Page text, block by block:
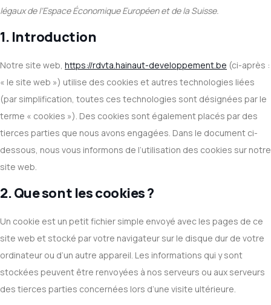
légaux de l’Espace Économique Européen et de la Suisse.
1. Introduction
Notre site web, https://rdvta.hainaut-developpement.be (ci-après :
« le site web ») utilise des cookies et autres technologies liées
(par simplification, toutes ces technologies sont désignées par le
terme « cookies »). Des cookies sont également placés par des
tierces parties que nous avons engagées. Dans le document ci-
dessous, nous vous informons de l’utilisation des cookies sur notre
site web.
2. Que sont les cookies ?
Un cookie est un petit fichier simple envoyé avec les pages de ce
site web et stocké par votre navigateur sur le disque dur de votre
ordinateur ou d’un autre appareil. Les informations qui y sont
stockées peuvent être renvoyées à nos serveurs ou aux serveurs
des tierces parties concernées lors d’une visite ultérieure.